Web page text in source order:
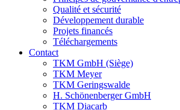
Qualité et sécurité
Développement durable
Projets financés
Téléchargements
Contact
TKM GmbH (Siège)
TKM Meyer
TKM Geringswalde
H. Schönenberger GmbH
TKM Diacarb